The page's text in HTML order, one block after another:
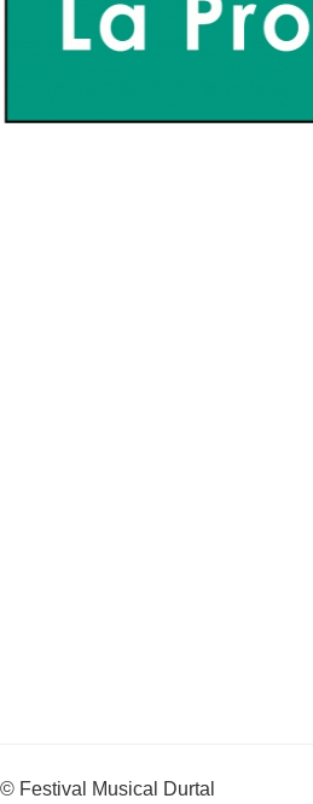
© Festival Musical Durtal